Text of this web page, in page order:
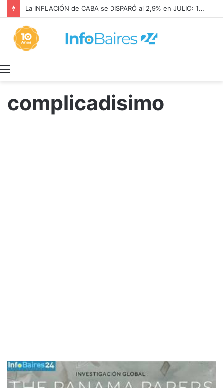
La INFLACIÓN de CABA se DISPARÓ al 2,9% en JULIO: 19,4% en 2026
complicadisimo